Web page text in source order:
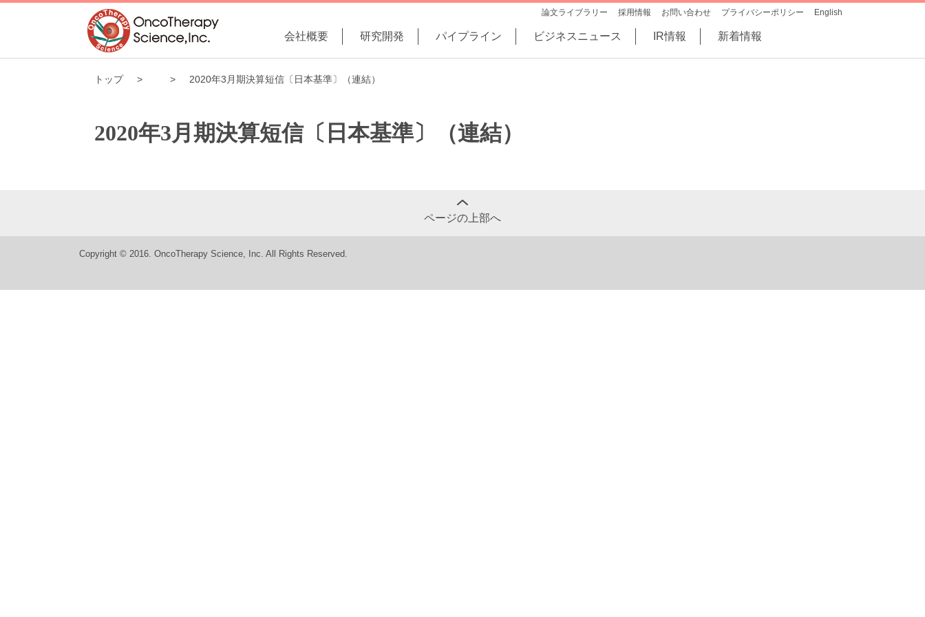
論文ライブラリー 採用情報 お問い合わせ プライバシーポリシー English
会社概要 研究開発 パイプライン ビジネスニュース IR情報 新着情報
トップ 2020年3月期決算短信〔日本基準〕（連結）
2020年3月期決算短信〔日本基準〕（連結）
ページの上部へ
Copyright © 2016. OncoTherapy Science, Inc. All Rights Reserved.